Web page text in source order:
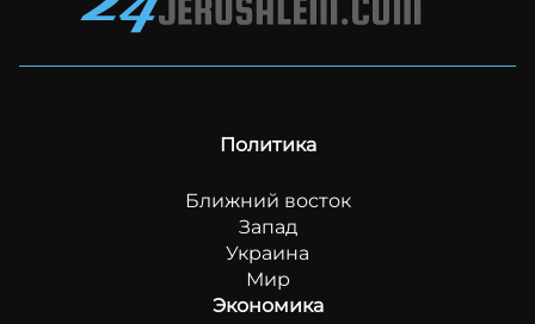
Политика
Ближний восток
Запад
Украина
Мир
Экономика